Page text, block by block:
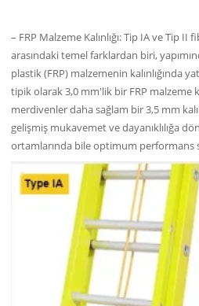
– FRP Malzeme Kalınlığı: Tip IA ve Tip
arasındaki temel farklardan biri,
plastik (FRP) malzemenin kalınlığında
tipik olarak 3,0 mm'lik bir FRP malzeme
merdivenler daha sağlam bir 3,5 mm
gelişmiş mukavemet ve dayanıklılığa
ortamlarında bile optimum performans